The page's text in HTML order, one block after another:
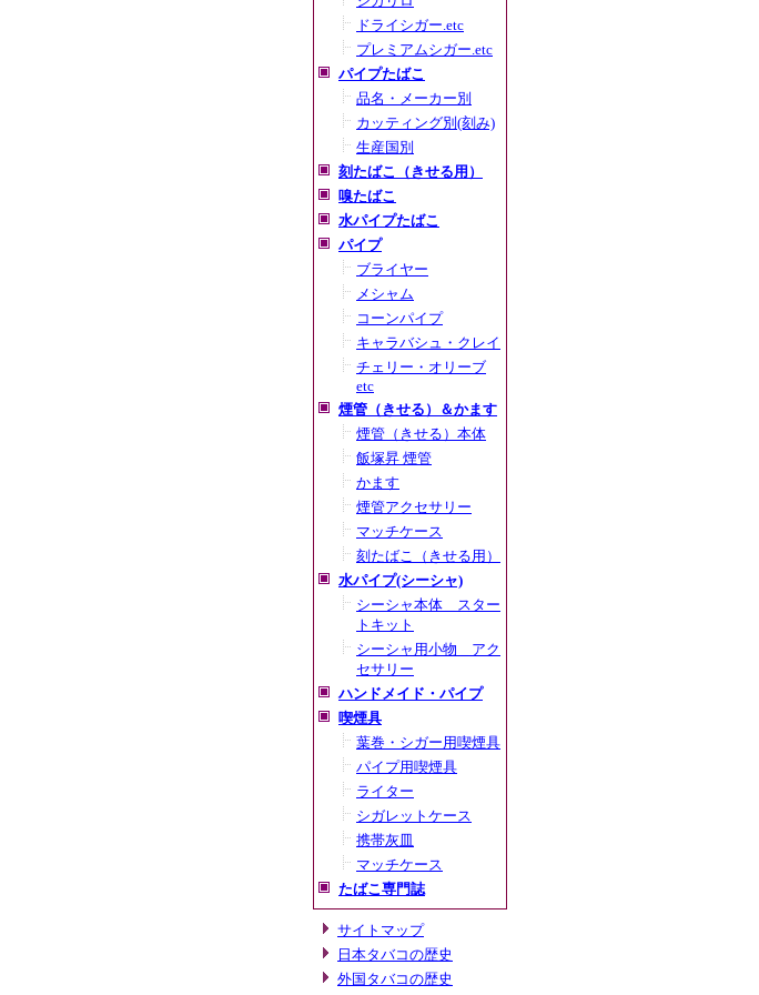
ドライシガー.etc
プレミアムシガー.etc
パイプたばこ
品名・メーカー別
カッティング別(刻み)
生産国別
刻たばこ（きせる用）
嗅たばこ
水パイプたばこ
パイプ
ブライヤー
メシャム
コーンパイプ
キャラバシュ・クレイ
チェリー・オリーブ
etc
煙管（きせる）＆かます
煙管（きせる）本体
飯塚昇 煙管
かます
煙管アクセサリー
マッチケース
刻たばこ（きせる用）
水パイプ(シーシャ)
シーシャ本体＿スター
トキット
シーシャ用小物＿アク
セサリー
ハンドメイド・パイプ
喫煙具
葉巻・シガー用喫煙具
パイプ用喫煙具
ライター
シガレットケース
携帯灰皿
マッチケース
たばこ専門誌
サイトマップ
日本タバコの歴史
外国タバコの歴史